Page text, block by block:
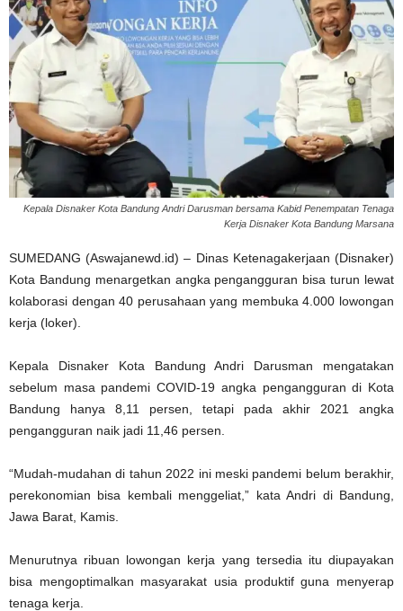
Kepala Disnaker Kota Bandung Andri Darusman bersama Kabid Penempatan Tenaga
Kerja Disnaker Kota Bandung Marsana
SUMEDANG (Aswajanewd.id) – Dinas Ketenagakerjaan (Disnaker)
Kota Bandung menargetkan angka pengangguran bisa turun lewat
kolaborasi dengan 40 perusahaan yang membuka 4.000 lowongan
kerja (loker).
Kepala Disnaker Kota Bandung Andri Darusman mengatakan
sebelum masa pandemi COVID-19 angka pengangguran di Kota
Bandung hanya 8,11 persen, tetapi pada akhir 2021 angka
pengangguran naik jadi 11,46 persen.
“Mudah-mudahan di tahun 2022 ini meski pandemi belum berakhir,
perekonomian bisa kembali menggeliat,” kata Andri di Bandung,
Jawa Barat, Kamis.
Menurutnya ribuan lowongan kerja yang tersedia itu diupayakan
bisa mengoptimalkan masyarakat usia produktif guna menyerap
tenaga kerja.